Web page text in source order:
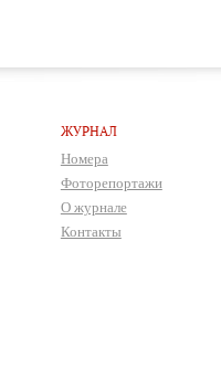
ЖУРНАЛ
Номера
Фоторепортажи
О журнале
Контакты